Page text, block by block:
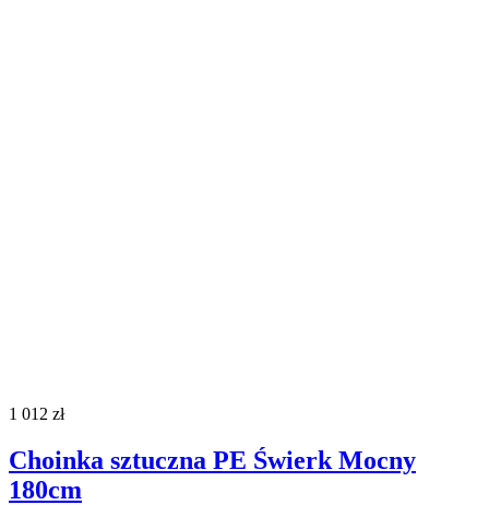
1 012 zł
Choinka sztuczna PE Świerk Mocny
180cm